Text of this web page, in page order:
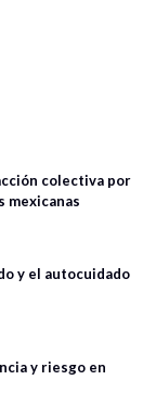
colectiva por
mexicanas
y el autocuidado
y riesgo en